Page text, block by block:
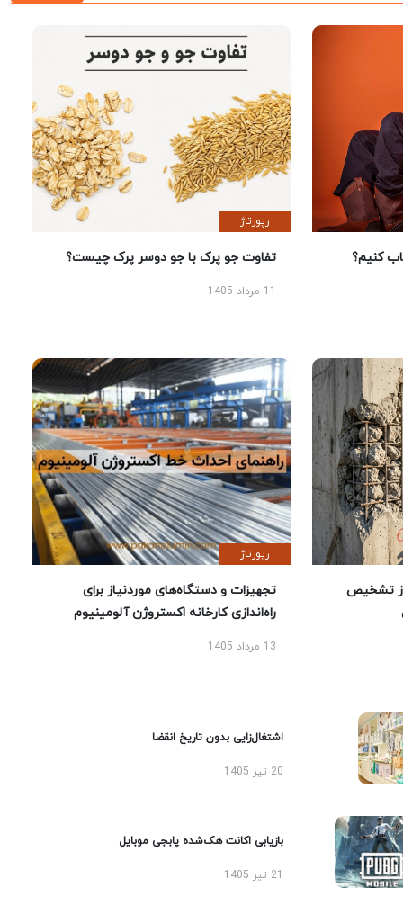
کنیم؟
رپورتاژ
تفاوت جو پرک با جو دوسر پرک چیست؟
تشخیص
رپورتاژ
تجهیزات و دستگاه‌های موردنیاز برای
راه‌اندازی کارخانه اکستروژن آلومینیوم
13 مرداد 1405
اشتغال‌زایی بدون تاریخ انقضا
20 تیر 1405
بازیابی اکانت هک‌شده پابجی موبایل